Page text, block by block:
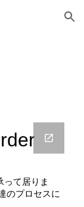
Skip to navigation